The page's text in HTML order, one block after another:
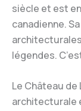
siècle et est
canadienne.
légendes.
Le Château
architecturale